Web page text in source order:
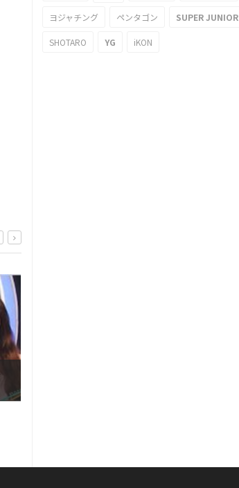
ヨジャチング ペンタゴン SUPER JUNIOR
SHOTARO YG iKON